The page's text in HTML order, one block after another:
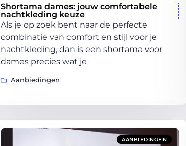
Shortama dames: jouw comfortabele
nachtkleding keuze
Als je op zoek bent naar de perfecte
combinatie van comfort en stijl voor je
nachtkleding, dan is een shortama voor
dames precies wat je
Aanbiedingen
AANBIEDINGEN